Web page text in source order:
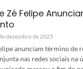
Zé Felipe
dezembro de 2025
anunciam término de
nas redes sociais na